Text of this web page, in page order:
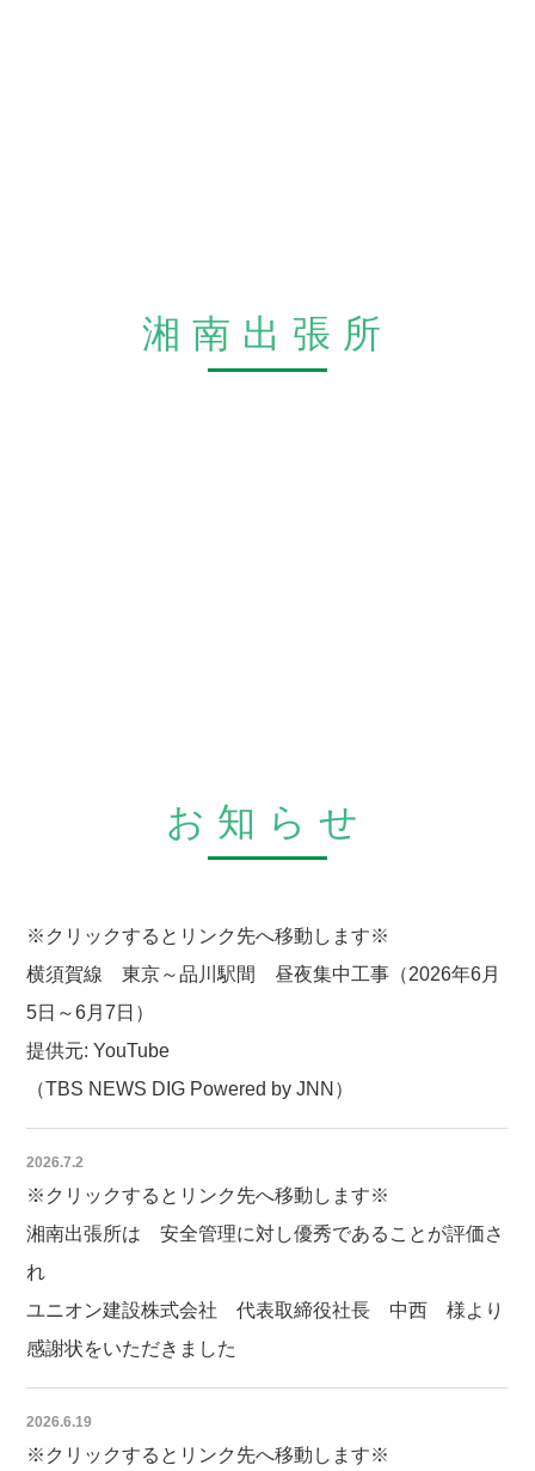
湘南出張所
お知らせ
※クリックするとリンク先へ移動します※
横須賀線 東京～品川駅間 昼夜集中工事（2026年6月
5日～6月7日）
提供元: YouTube
（TBS NEWS DIG Powered by JNN）
2026.7.2
※クリックするとリンク先へ移動します※
湘南出張所は 安全管理に対し優秀であることが評価さ
れ
ユニオン建設株式会社 代表取締役社長 中西 様より
感謝状をいただきました
2026.6.19
※クリックするとリンク先へ移動します※